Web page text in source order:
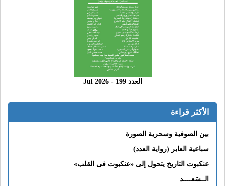
العدد 199 - 2026 Jul
الأكثر قراءة
بين الصوفية وسحرية الصورة
سباعية العابر (رواية العدد)
عنكبوت التاريخ يتحول إلى «عنكبوت فى القلب»
الــسَعــــد